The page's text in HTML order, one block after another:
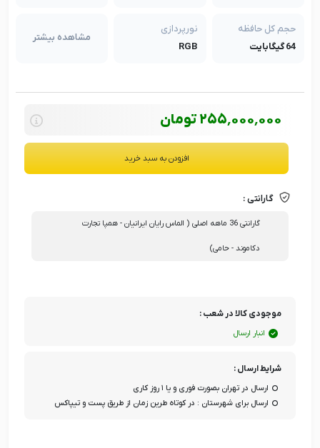
حجم کل حافظه
64 گیگابایت
نورپردازی
RGB
مشاهده بیشتر
255٬000٬000تومان
افزودن به سبد خرید
گارانتی :
گارانتی 36 ماهه اصلی ( الماس رایان ایرانیان - همپا تجارت
دکاموند - حامی)
موجودی کالا در شعب :
انبار ارسال
شرایط ارسال :
ارسال در تهران بصورت فوری و یا ۱ روز کاری
ارسال برای شهرستان : در کوتاه طرین زمان از طریق پست و تیپاکس